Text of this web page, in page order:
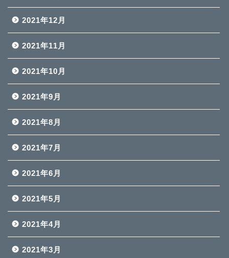
2021年12月
2021年11月
2021年10月
2021年9月
2021年8月
2021年7月
2021年6月
2021年5月
2021年4月
2021年3月